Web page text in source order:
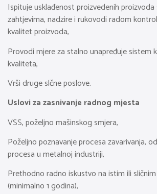
Ispituje usklađenost proizvedenih
zahtjevima, nadzire i rukovodi radom
kvalitet proizvoda,
Provodi mjere za stalno unapređuje sistem
kvaliteta,
Vrši druge slčne poslove.
Uslovi za zasnivanje radnog mjesta
VSS, poželjno mašinskog smjera,
Poželjno poznavanje procesa zavarivanja,
procesa u metalnoj industriji,
Prethodno radno iskustvo na istim ili
(minimalno 1 godina),